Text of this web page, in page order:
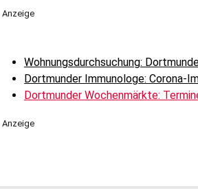
Anzeige
Wohnungsdurchsuchung:
Dortmunder Immunologe: Corona-
Dortmunder Wochenmärkte:
Anzeige